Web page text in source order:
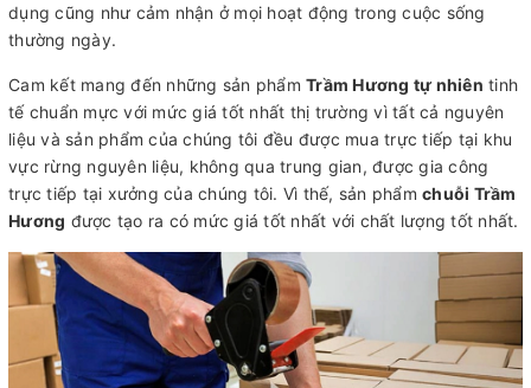
dụng cũng như cảm nhận ở mọi hoạt động trong cuộc sống
thường ngày.
Cam kết mang đến những sản phẩm Trầm Hương tự nhiên tinh
tế chuẩn mực với mức giá tốt nhất thị trường vì tất cả nguyên
liệu và sản phẩm của chúng tôi đều được mua trực tiếp tại khu
vực rừng nguyên liệu, không qua trung gian, được gia công
trực tiếp tại xưởng của chúng tôi. Vì thế, sản phẩm chuỗi Trầm
Hương được tạo ra có mức giá tốt nhất với chất lượng tốt nhất.